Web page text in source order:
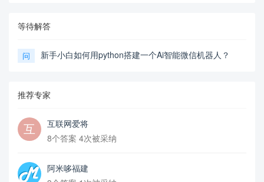
等待解答
问 新手小白如何用python搭建一个Ai智能微信机器人？
推荐专家
互联网爱将
8个答案 4次被采纳
阿米哆福建